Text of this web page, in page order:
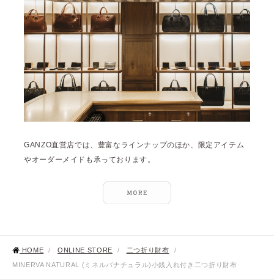
GANZO直営店では、豊富なラインナップのほか、限定アイテム
やオーダーメイドも承っております。
HOME / ONLINE STORE / 二つ折り財布
/
MINERVA NATURAL (ミネルバナチュラル)小銭入れ付き二つ折り財布